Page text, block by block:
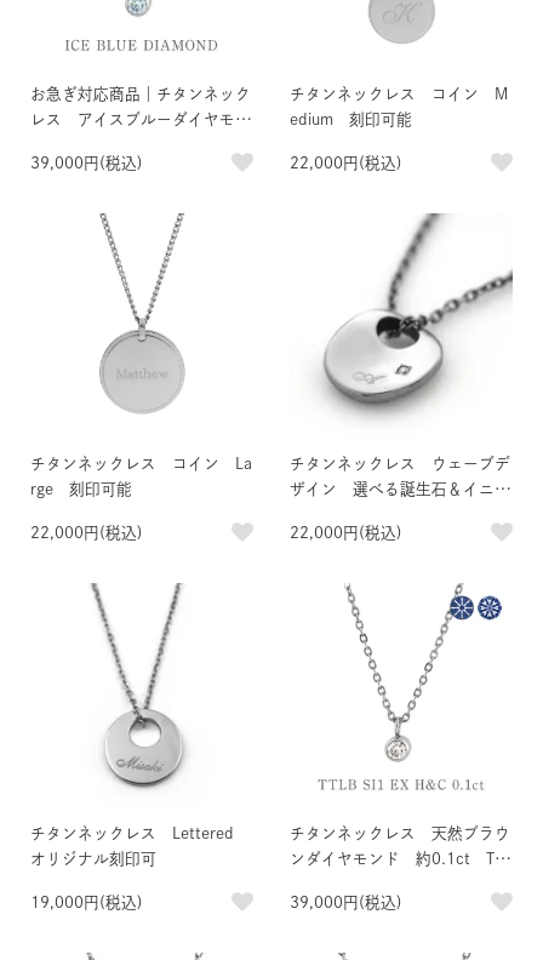
お急ぎ対応商品｜チタンネック
レス アイスブルーダイヤモン
39,000円(税込)
チタンネックレス コイン M
edium 刻印可能
22,000円(税込)
チタンネックレス コイン La
rge 刻印可能
22,000円(税込)
チタンネックレス ウェーブデ
ザイン 選べる誕生石＆イニシ
22,000円(税込)
チタンネックレス Lettered
オリジナル刻印可
19,000円(税込)
チタンネックレス 天然ブラウ
ンダイヤモンド 約0.1ct TTL
39,000円(税込)